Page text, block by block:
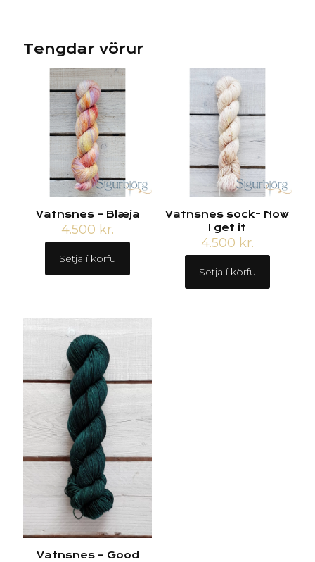
Tengdar vörur
Vatnsnes – Blæja
4.500 kr.
Setja í körfu
Vatnsnes sock- Now
I get it
4.500 kr.
Setja í körfu
Vatnsnes – Good